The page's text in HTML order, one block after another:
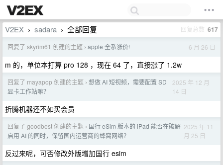
V2EX › sadara › 全部回复 回复总数 617
回复了 skyrim61 创建的主题 › apple 全系涨价! 6 月 26 日
m 的，单位本打算 pro 128 ，现在 64 了，直接涨了 1.2w
回复了 mayapop 创建的主题 › 想做 AI 短视频，需要配置 SD
显卡工作站嘛？
2025 年 12 月
14 日
折腾机器还不如买会员
回复了 goodbest 创建的主题 › 国行 eSim 版本的 iPad 能否在破解
启用 AI 的同时，保留国内运营商的蜂窝网络？
2025 年 11
月 25 日
反过来呢，可否修改外版增加国行 esim